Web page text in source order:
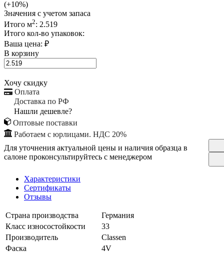
(+10%)
Значения с учетом запаса
Итого м2: 2.519
Итого кол-во упаковок:
Ваша цена: ₽
В корзину
Хочу скидку
Оплата
Доставка по РФ
Нашли дешевле?
Оптовые поставки
Работаем с юрлицами. НДС 20%
Для уточнения актуальной цены и наличия образца в
салоне проконсультируйтесь с менеджером
Характеристики
Сертификаты
Отзывы
Страна производства
Германия
Класс износостойкости
33
Производитель
Classen
Фаска
4V